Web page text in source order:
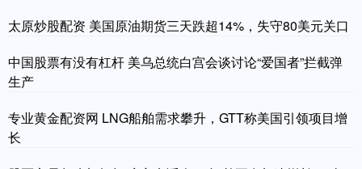
太原炒股配资 美国原油期货三天跌超14%，失守80美元关口
中国股票有没有杠杆 美乌总统白宫会谈讨论“爱国者”拦截弹
生产
专业黄金配资网 LNG船舶需求攀升，GTT称美国引领项目增
长